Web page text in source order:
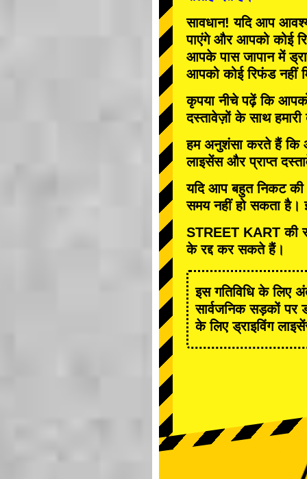
सावधान! यदि आप
पाएंगे और आपको कोई
आपके पास जापान में
आपको कोई रिफंड नहीं
कृपया नीचे पढ़ें कि
दस्तावेज़ों के साथ
हम अनुशंसा करते हैं कि
लाइसेंस और प्राप्त
यदि आप बहुत निकट की
समय नहीं हो सकता है।
STREET KART की
के रद्द कर सकते हैं।
इस गतिविधि के लिए
सार्वजनिक सड़कों पर
के लिए ड्राइविंग